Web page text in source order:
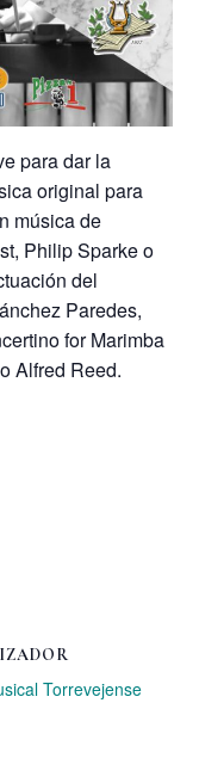
para dar la
original para
música de
Philip Sparke o
del
Paredes,
for Marimba
Alfred Reed.
Torrevejense